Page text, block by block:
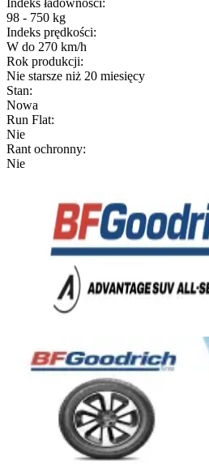
98 - 750 kg
Indeks prędkości:
W do 270 km/h
Rok produkcji:
Nie starsze niż 20 miesięcy
Stan:
Nowa
Run Flat:
Nie
Rant ochronny:
Nie